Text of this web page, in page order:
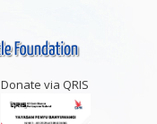
Donate via QRIS